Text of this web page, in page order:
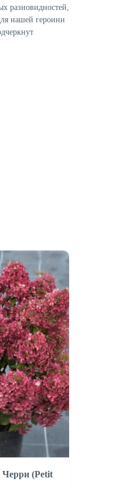
разновидностей,
нашей героини
Черри (Petit